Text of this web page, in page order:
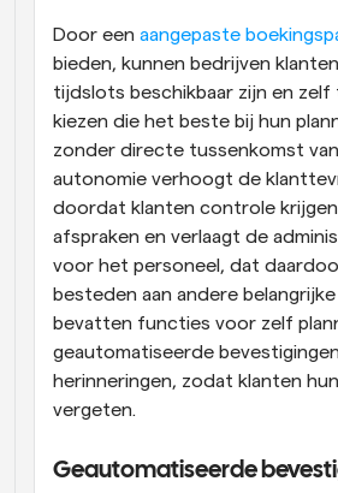
Door een aangepaste
bieden, kunnen bedrijven
tijdslots beschikbaar zijn en zelf
kiezen die het beste bij hun
zonder directe tussenkomst
autonomie verhoogt de
doordat klanten controle
afspraken en verlaagt de
voor het personeel, dat
besteden aan andere
bevatten functies voor zelf
geautomatiseerde
herinneringen, zodat klanten
vergeten.
Geautomatiseerde